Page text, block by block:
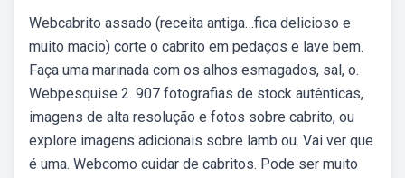
Webcabrito assado (receita antiga…fica delicioso e
muito macio) corte o cabrito em pedaços e lave bem.
Faça uma marinada com os alhos esmagados, sal, o.
Webpesquise 2. 907 fotografias de stock autênticas,
imagens de alta resolução e fotos sobre cabrito, ou
explore imagens adicionais sobre lamb ou. Vai ver que
é uma. Webcomo cuidar de cabritos. Pode ser muito